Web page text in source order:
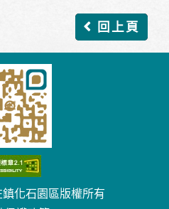
回上頁
化石園區版權所有